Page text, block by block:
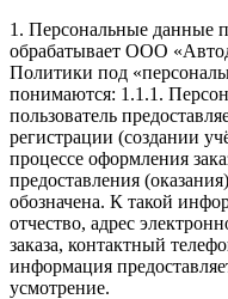
1. Персональные данные
обрабатывает ООО
Политики под
понимаются: 1.1.1.
пользователь
регистрации (создании
процессе оформления
предоставления
обозначена. К такой
отчество, адрес
заказа, контактный
информация
усмотрение.